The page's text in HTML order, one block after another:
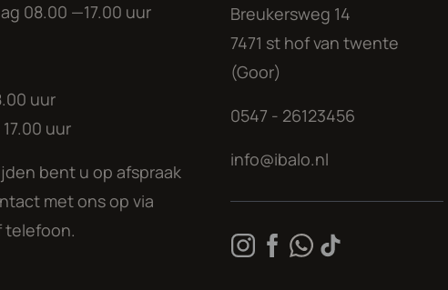
dat contact met ons op. Deze
voor onze klanten en is
te maken, want een groot deel
Wij zorgen graag dat de gewenste
geopend. Op vrijdag ben u van harte
08.00 —17.00 uur
uur
uur
bent u op afspraak
met ons op via
telefoon.
Breukersweg 14
7471 st hof van twente
(Goor)
0547 - 26123456
info@ibalo.nl